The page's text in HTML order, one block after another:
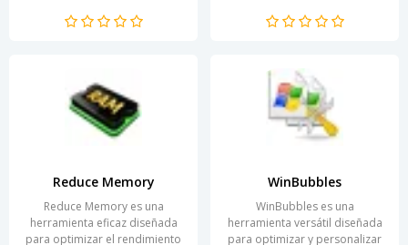
software permite a los...
usuarios mejorar...
Reduce Memory
Reduce Memory es una
herramienta eficaz diseñada
para optimizar el rendimiento
WinBubbles
WinBubbles es una
herramienta versátil diseñada
para optimizar y personalizar